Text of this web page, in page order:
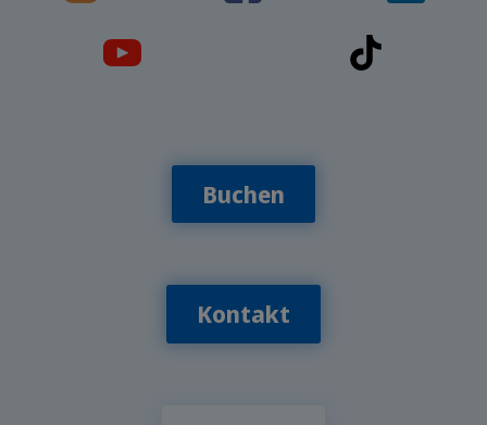
Buchen
Kontakt